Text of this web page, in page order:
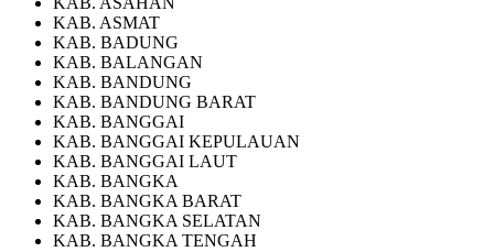
KAB. ASMAT
KAB. BADUNG
KAB. BALANGAN
KAB. BANDUNG
KAB. BANDUNG BARAT
KAB. BANGGAI
KAB. BANGGAI KEPULAUAN
KAB. BANGGAI LAUT
KAB. BANGKA
KAB. BANGKA BARAT
KAB. BANGKA SELATAN
KAB. BANGKA TENGAH